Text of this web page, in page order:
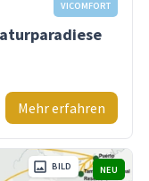
VICOMFORT
Mehr erfahren
BILD NEU